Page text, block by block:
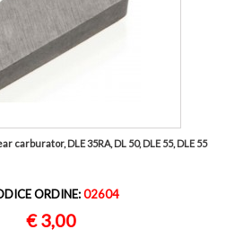
carburator, DLE 35RA, DL 50, DLE 55, DLE 55
ORDINE:02604
€ 3,00